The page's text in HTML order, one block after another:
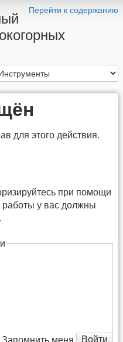
Перейти к содержанию
для этого действия.
при помощи
работы у вас должны
Запомнить меня Войти